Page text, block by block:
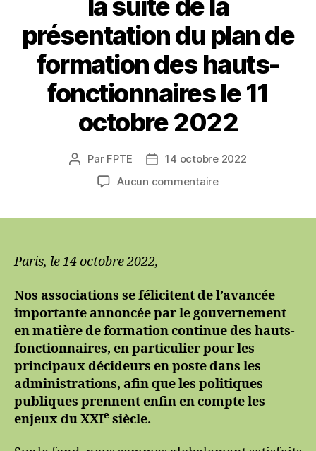
la suite de la
présentation du plan de
formation des hauts-
fonctionnaires le 11
octobre 2022
Auteur
l’article
Par FPTE
Date14 octobre 2022
Aucun commentairesur
Sens
Service
Public
et
Une
Fonction
publique
transition
Paris, le 14 octobre 2022,
Nos associations se félicitent de l’avancée
importante annoncée par le gouvernement
en matière de formation continue des hauts-
fonctionnaires, en particulier pour les
principaux décideurs en poste dans les
administrations, afin que les politiques
publiques prennent enfin en compte les
enjeux du XXIe siècle.